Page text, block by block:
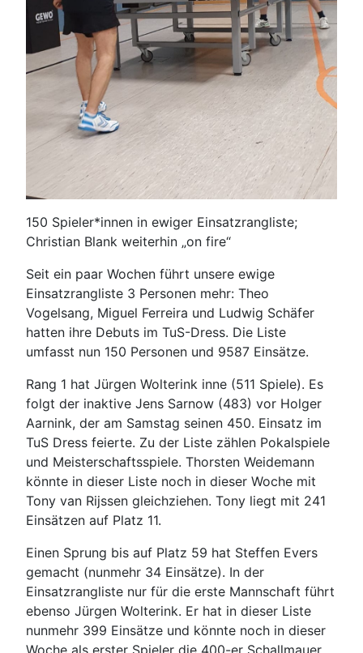
150 Spieler*innen in ewiger Einsatzrangliste;
Christian Blank weiterhin „on fire“
Seit ein paar Wochen führt unsere ewige
Einsatzrangliste 3 Personen mehr: Theo
Vogelsang, Miguel Ferreira und Ludwig Schäfer
hatten ihre Debuts im TuS-Dress. Die Liste
umfasst nun 150 Personen und 9587 Einsätze.
Rang 1 hat Jürgen Wolterink inne (511 Spiele). Es
folgt der inaktive Jens Sarnow (483) vor Holger
Aarnink, der am Samstag seinen 450. Einsatz im
TuS Dress feierte. Zu der Liste zählen Pokalspiele
und Meisterschaftsspiele. Thorsten Weidemann
könnte in dieser Liste noch in dieser Woche mit
Tony van Rijssen gleichziehen. Tony liegt mit 241
Einsätzen auf Platz 11.
Einen Sprung bis auf Platz 59 hat Steffen Evers
gemacht (nunmehr 34 Einsätze). In der
Einsatzrangliste nur für die erste Mannschaft führt
ebenso Jürgen Wolterink. Er hat in dieser Liste
nunmehr 399 Einsätze und könnte noch in dieser
Woche als erster Spieler die 400-er Schallmauer